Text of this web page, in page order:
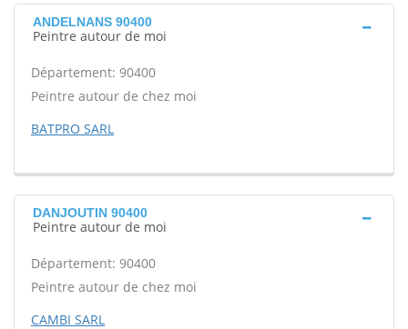
ANDELNANS 90400
Peintre autour de moi
Département: 90400
Peintre autour de chez moi
BATPRO SARL
DANJOUTIN 90400
Peintre autour de moi
Département: 90400
Peintre autour de chez moi
CAMBI SARL